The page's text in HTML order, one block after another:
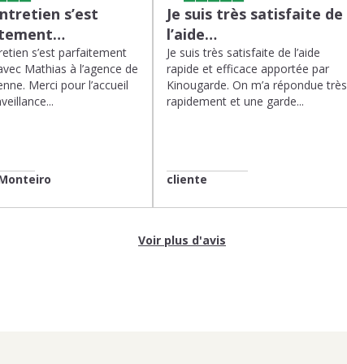
s’est
s’est parfaitement
Mathias à l’agence de
Merci pour l’accueil
Je suis très satisfaite de
l’aide…
Je suis très satisfaite de l’aide
rapide et efficace apportée par
Kinougarde. On m’a répondue très
rapidement et une garde...
cliente
Voir plus d'avis